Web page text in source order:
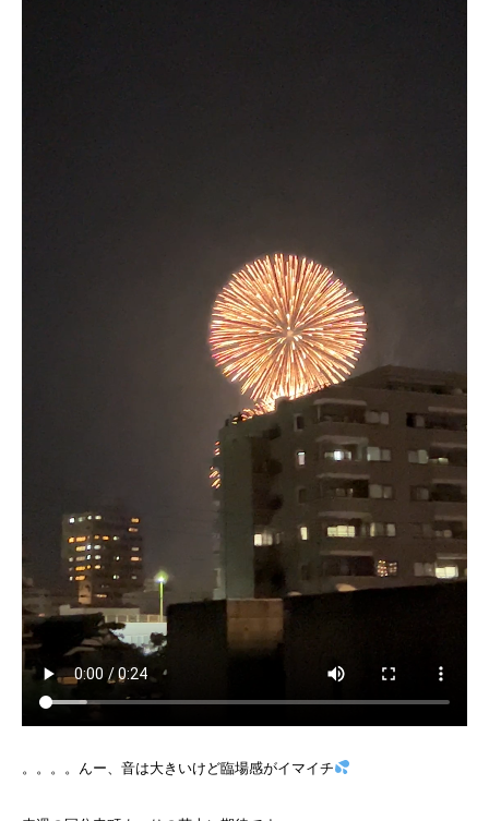
。。。。んー、音は大きいけど臨場感がイマイチ